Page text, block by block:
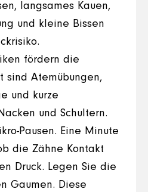
langsames Kauen,
und kleine Bissen
fördern die
sind Atemübungen,
und kurze
und Schultern.
Pausen. Eine Minute
die Zähne Kontakt
Druck. Legen Sie die
Gaumen. Diese